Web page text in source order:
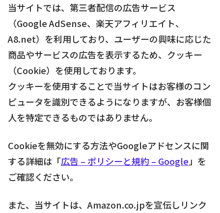
当サイトでは、第三者配信の広告サービス
（Google AdSense、楽天アフィリエイト、
A8.net）を利用しており、ユーザーの興味に応じた
商品やサービスの広告を表示するため、クッキー
（Cookie）を使用しております。
クッキーを使用することで当サイトはお客様のコン
ピュータを識別できるようになりますが、お客様個
人を特定できるものではありません。
Cookieを無効にする方法やGoogleアドセンスに関
する詳細は「広告 – ポリシーと規約 – Google 」を
ご確認ください。
また、当サイトは、Amazon.co.jpを宣伝しリンク